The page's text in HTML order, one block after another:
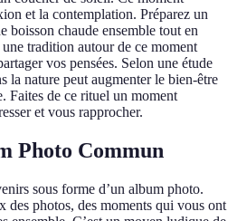
et la contemplation. Préparez un
boisson chaude ensemble tout en
tradition autour de ce moment
vos pensées. Selon une étude
la nature peut augmenter le bien-être
Faites de ce rituel un moment
et vous rapprocher.
Photo Commun
sous forme d’un album photo.
des photos, des moments qui vous ont